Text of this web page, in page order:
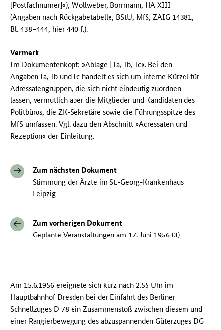
[Postfachnumer]«), Wollweber, Borrmann, HA XIII
(Angaben nach Rückgabetabelle, BStU, MfS,ZAIG 14381,
Bl. 438–444, hier 440 f.).
Vermerk
Im Dokumentenkopf: »Ablage | Ia, Ib, Ic«. Bei den
Angaben Ia, Ib und Ic handelt es sich um interne Kürzel für
Adressatengruppen, die sich nicht eindeutig zuordnen
lassen, vermutlich aber die Mitglieder und Kandidaten des
Politbüros, dieZK-Sekretäre sowie die Führungsspitze des
MfS umfassen. Vgl. dazu den Abschnitt »Adressaten und
Rezeption« der Einleitung.
Zum nächsten Dokument
Stimmung der Ärzte im St.-Georg-Krankenhaus
Leipzig
Zum vorherigen Dokument
Geplante Veranstaltungen am 17. Juni 1956 (3)
Am 15.6.1956 ereignete sich kurz nach 2.55 Uhr im
Hauptbahnhof Dresden bei der Einfahrt des Berliner
Schnellzuges D 78 ein Zusammenstoß zwischen diesem und
einer Rangierbewegung des abzuspannenden Güterzuges DG